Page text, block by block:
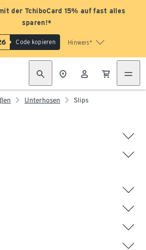
der TchiboCard 15% auf fast alles
sparen!*
Code kopieren Hinweis*
Unterhosen Slips